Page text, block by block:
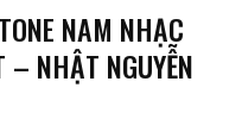
NAM NHẠC
NHẬT NGUYỄN